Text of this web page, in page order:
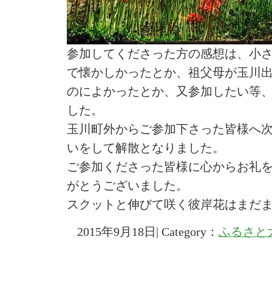
参加してくださった方の感想は、小
で懐かしかったとか、祖父母が玉川
のによかったとか、又参加したい等
した。
玉川町外からご参加下さった皆様へ
いをして解散となりました。
ご参加くださった皆様に心からお礼
がとうございました。
スクットと伸びて咲く彼岸花はまだ
2015年9月18日| Category： ふるさと